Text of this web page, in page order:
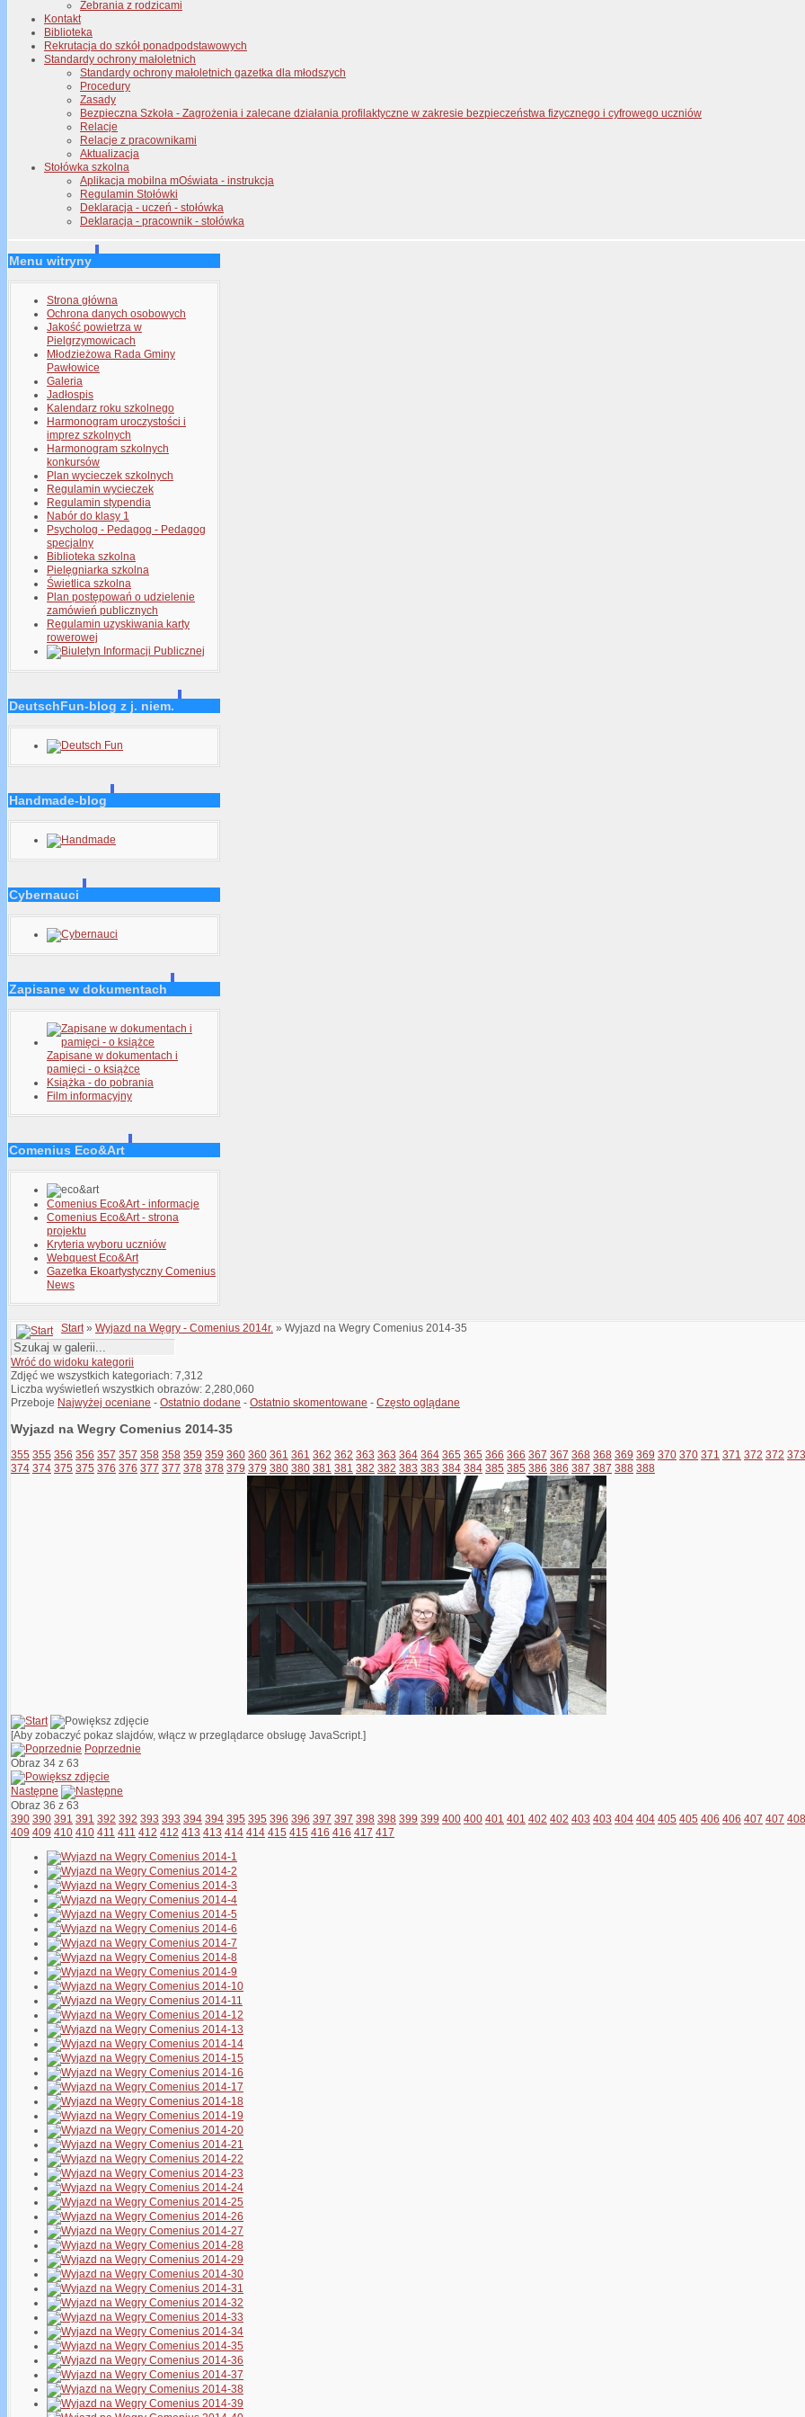
Zebrania z rodzicami
Kontakt
Biblioteka
Rekrutacja do szkół ponadpodstawowych
Standardy ochrony małoletnich
Standardy ochrony małoletnich gazetka dla młodszych
Procedury
Zasady
Bezpieczna Szkoła - Zagrożenia i zalecane działania profilaktyczne w zakresie bezpieczeństwa fizycznego i cyfrowego uczniów
Relacje
Relacje z pracownikami
Aktualizacja
Stołówka szkolna
Aplikacja mobilna mOświata - instrukcja
Regulamin Stołówki
Deklaracja - uczeń - stołówka
Deklaracja - pracownik - stołówka
Menu witryny
Strona główna
Ochrona danych osobowych
Jakość powietrza w
Pielgrzymowicach
Młodzieżowa Rada Gminy
Pawłowice
Galeria
Jadłospis
Kalendarz roku szkolnego
Harmonogram uroczystości i
imprez szkolnych
Harmonogram szkolnych
konkursów
Plan wycieczek szkolnych
Regulamin wycieczek
Regulamin stypendia
Nabór do klasy 1
Psycholog - Pedagog - Pedagog
specjalny
Biblioteka szkolna
Pielęgniarka szkolna
Świetlica szkolna
Plan postępowań o udzielenie
zamówień publicznych
Regulamin uzyskiwania karty
rowerowej
DeutschFun-blog z j. niem.
Handmade-blog
Cybernauci
Zapisane w dokumentach
Zapisane w dokumentach i
pamięci - o książce
Książka - do pobrania
Film informacyjny
Comenius Eco&Art
Comenius Eco&Art - informacje
Comenius Eco&Art - strona
projektu
Kryteria wyboru uczniów
Webquest Eco&Art
Gazetka Ekoartystyczny Comenius
News
Start» Wyjazd na Węgry - Comenius 2014r. » Wyjazd na Wegry Comenius 2014-35
Wróć do widoku kategorii
Zdjęć we wszystkich kategoriach: 7,312
Liczba wyświetleń wszystkich obrazów: 2,280,060
Przeboje Najwyżej oceniane - Ostatnio dodane - Ostatnio skomentowane - Często oglądane
Wyjazd na Wegry Comenius 2014-35
355 355 356 356 357 357 358 358 359 359 360 360 361 361 362 362 363 363 364 364 365 365 366 366 367 367 368 368 369 369 370 370 371 371 372 372 373
374 374 375 375 376 376 377 377 378 378 379 379 380 380 381 381 382 382 383 383 384 384 385 385 386 386 387 387 388 388
[Aby zobaczyć pokaz slajdów, włącz w przeglądarce obsługę JavaScript.]
Poprzednie
Obraz 34 z 63
Następne
Obraz 36 z 63
390 390 391 391 392 392 393 393 394 394 395 395 396 396 397 397 398 398 399 399 400 400 401 401 402 402 403 403 404 404 405 405 406 406 407 407 408
409 409 410 410 411 411 412 412 413 413 414 414 415 415 416 416 417 417